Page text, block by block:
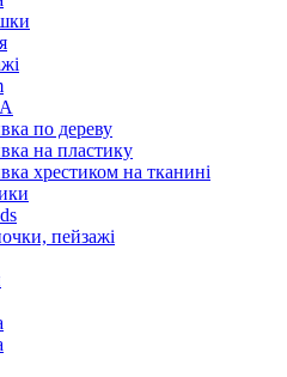
по дереву
на пластику
хрестиком на тканині
пейзажі